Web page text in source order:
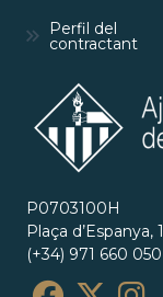
Perfil del
contractant
P0703100H
Plaça
(+34) 971 660 050